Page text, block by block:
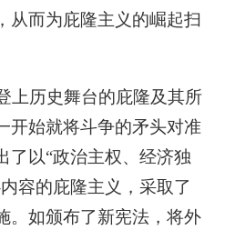
从而为庇隆主义的崛起扫
上历史舞台的庇隆及其所
开始就将斗争的矛头对准
了以“政治主权、经济独
容的庇隆主义，采取了
。如颁布了新宪法，将外